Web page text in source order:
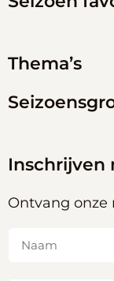
Thema’s
Inschrijven
Ontvang onze
(Vereist)